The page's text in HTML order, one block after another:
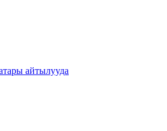
айтылууда